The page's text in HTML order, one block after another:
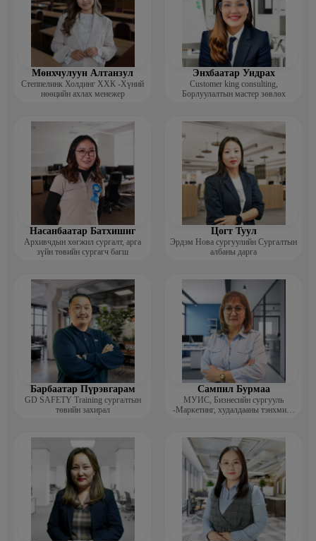
Мөнхчулуун Алтанзул
Степпелинк Холдинг ХХК -Хүний
нөөцийн ахлах менежер
Энхбаатар Ундрах
Customer king consulting,
Борлуулалтын мастер зөвлөх
Насанбаатар Батхишиг
Архивчдын хөгжил сургалт, арга
зүйн төвийн сургагч багш
Цогт Туул
Эрдэм Нова сургуулийн Сургалтын
албаны дарга
Барбаатар Пүрэвгарам
GD SAFETY Training сургалтын
төвийн захирал
Сампил Бурмаа
МУИС, Бизнесийн сургууль
-Маркетинг, худалдааны тэнхмийн